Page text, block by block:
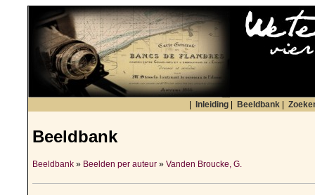
Inleiding Beeldbank
Beeldbank
Beeldbank » Beelden per auteur » Vanden Broucke, G.